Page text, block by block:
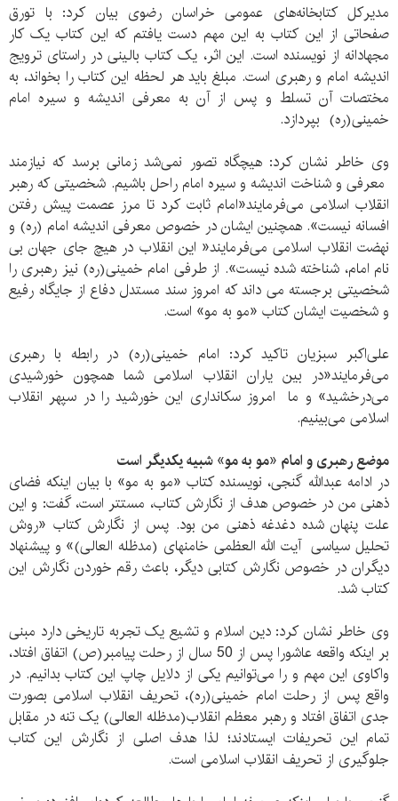
مدیرکل کتابخانه‌های عمومی خراسان رضوی بیان کرد: با تورق
صفحاتی از این کتاب به این مهم دست یافتم که این کتاب یک کار
مجهادانه از نویسنده است. این اثر، یک کتاب بالینی در راستای ترویج
اندیشه امام و رهبری است. مبلغ باید هر لحظه این کتاب را بخواند، به
مختصات آن تسلط و پس از آن به معرفی اندیشه و سیره امام
خمینی(ره) بپردازد.
وی خاطر نشان کرد: هیچگاه تصور نمی‌شد زمانی برسد که نیازمند
معرفی و شناخت اندیشه و سیره امام راحل باشیم. شخصیتی که رهبر
انقلاب اسلامی می‌فرمایند«امام ثابت کرد تا مرز عصمت پیش رفتن
افسانه نیست». همچنین ایشان در خصوص معرفی اندیشه امام (ره) و
نهضت انقلاب اسلامی می‌فرمایند« این انقلاب در هیچ جای جهان بی
نام امام، شناخته شده نیست». از طرفی امام خمینی(ره) نیز رهبری را
شخصیتی برجسته می داند که امروز سند مستدل دفاع از جایگاه رفیع
و شخصیت ایشان کتاب «مو به مو» است.
علی‌اکبر سبزیان تاکید کرد: امام خمینی(ره) در رابطه با رهبری
می‌فرمایند«در بین یاران انقلاب اسلامی شما همچون خورشیدی
می‌درخشید» و ما امروز سکانداری این خورشید را در سپهر انقلاب
اسلامی می‌بینیم.
موضع رهبری و امام «مو به مو» شبیه یکدیگر است
در ادامه عبدالله گنجی، نویسنده کتاب «مو به مو» با بیان اینکه فضای
ذهنی من در خصوص هدف از نگارش کتاب، مستتر است، گفت: و این
علت پنهان شده دغدغه ذهنی من بود. پس از نگارش کتاب «روش
تحلیل سیاسی آیت الله العظمی خامنه‎ای (مدظله العالی)» و پیشنهاد
دیگران در خصوص نگارش کتابی دیگر، باعث رقم خوردن نگارش این
کتاب شد.
وی خاطر نشان کرد: دین اسلام و تشیع یک تجربه تاریخی دارد مبنی
بر اینکه واقعه عاشورا پس از 50 سال از رحلت پیامبر(ص) اتفاق افتاد،
واکاوی این مهم و را می‌توانیم یکی از دلایل چاپ این کتاب بدانیم. در
واقع پس از رحلت امام خمینی(ره)، تحریف انقلاب اسلامی بصورت
جدی اتفاق افتاد و رهبر معظم انقلاب(مدظله العالی) یک تنه در مقابل
تمام این تحریفات ایستادند؛ لذا هدف اصلی از نگارش این کتاب
جلوگیری از تحریف انقلاب اسلامی است.